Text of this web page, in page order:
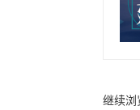
继续